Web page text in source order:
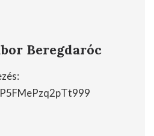
Beregdaróc